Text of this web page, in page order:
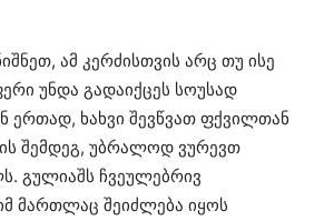
ამ კერძისთვის არც თუ ისე
უნდა გადაიქცეს სოუსად
ერთად, ხახვი შევწვათ ფქვილთან
შემდეგ, უბრალოდ ვურევთ
გულიაშს ჩვეულებრივ
მართლაც შეიძლება იყოს